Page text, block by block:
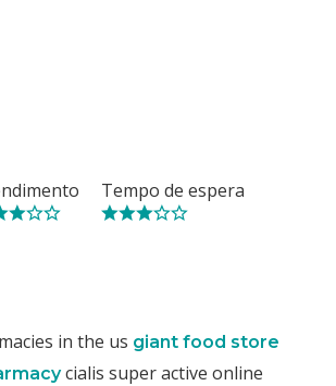
Tempo de espera
in the us giant food store
cialis super active online